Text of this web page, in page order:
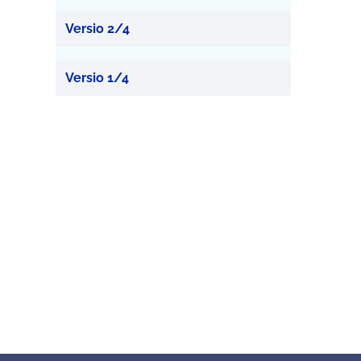
Versio 2/4
Versio 1/4